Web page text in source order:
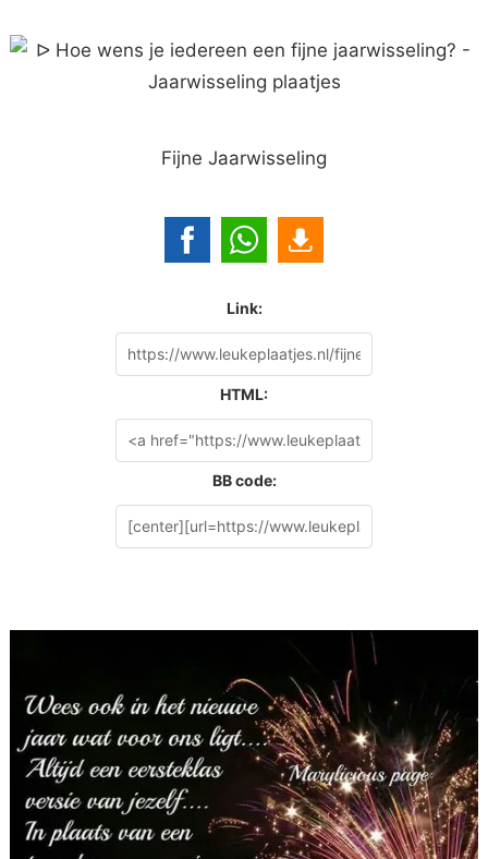
Fijne Jaarwisseling
Link:
HTML:
BB code: